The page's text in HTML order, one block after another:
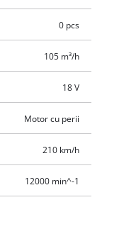
0 pcs
105 m³/h
18 V
Motor cu perii
210 km/h
12000 min^-1